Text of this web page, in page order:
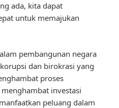
ada, kita dapat
untuk memajukan
pembangunan negara
dan birokrasi yang
proses
investasi
peluang dalam